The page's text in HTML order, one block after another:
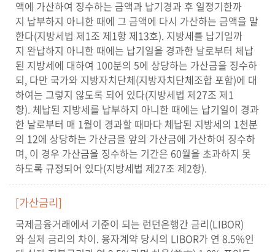
액에 가산하여 징수하는 금액과 납기경과 후 일정기한까
지 납부하지 아니한 때에 그 금액에 다시 가산하는 금액을 말
한다(지방세법 제1조 제1항 제13호). 지방세를 납기일까
지 완납하지 아니한 때에는 납기일을 경과한 날로부터 체납
된 지방세에 대하여 100분의 5에 상당하는 가산금을 징수하
되, 다만 국가와 지방자치단체(지방자치단체조합 포함)에 대
하여는 그렇지 않도록 되어 있다(지방세법 제27조 제1
항). 체납된 지방세를 납부하지 아니한 때에는 납기일이 경과
한 날로부터 매 1월이 경과할 때마다 체납된 지방세의 1천분
의 12에 상당하는 가산금을 앞의 가산금에 가산하여 징수하
며, 이 경우 가산금을 징수하는 기간은 60월을 초과하지 못
하도록 규정되어 있다(지방세법 제27조 제2항).
[가산금리]
국제금융거래에서 기준이 되는 런던은행간 금리(LIBOR)
와 실제 금리의 차이. 융자계약 당시의 LIBOR가 연 8.5%인